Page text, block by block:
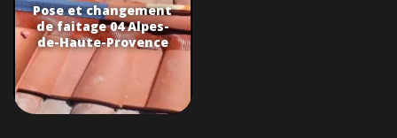
Pose et changement
de faitage 04 Alpes-
de-Haute-Provence